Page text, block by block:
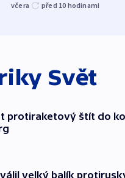
včera před 10 hodinami
Svět
protiraketový štít do
velký balík